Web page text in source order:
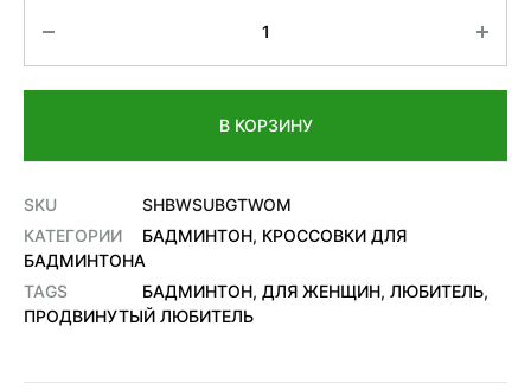
В КОРЗИНУ
SKU
SHBWSUBGTWOM
КАТЕГОРИИ
БАДМИНТОН, КРОССОВКИ ДЛЯ
БАДМИНТОНА
TAGS
БАДМИНТОН, ДЛЯ ЖЕНЩИН, ЛЮБИТЕЛЬ,
ПРОДВИНУТЫЙ ЛЮБИТЕЛЬ